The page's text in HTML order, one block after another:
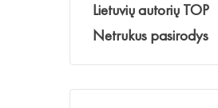
Lietuvių autorių TOP
Netrukus pasirodys